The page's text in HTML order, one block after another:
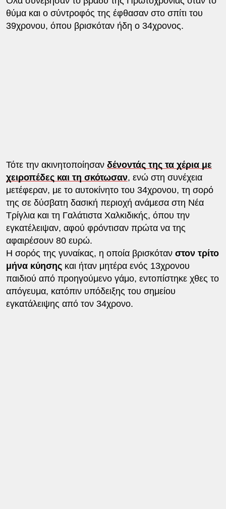
θύμα και ο σύντροφός της έφθασαν στο σπίτι του
39χρονου, όπου βρισκόταν ήδη ο 34χρονος.
Τότε την ακινητοποίησαν δένοντάς της τα χέρια με
χειροπέδες και τη σκότωσαν, ενώ στη συνέχεια
μετέφεραν, με το αυτοκίνητο του 34χρονου, τη σορό
της σε δύσβατη δασική περιοχή ανάμεσα στη Νέα
Τρίγλια και τη Γαλάτιστα Χαλκιδικής, όπου την
εγκατέλειψαν, αφού φρόντισαν πρώτα να της
αφαιρέσουν 80 ευρώ.
Η σορός της γυναίκας, η οποία βρισκόταν στον τρίτο
μήνα κύησηςκαι ήταν μητέρα ενός 13χρονου
παιδιού από προηγούμενο γάμο, εντοπίστηκε χθες το
απόγευμα, κατόπιν υπόδειξης του σημείου
εγκατάλειψης από τον 34χρονο.